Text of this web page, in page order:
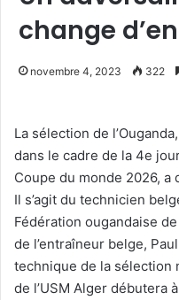
change
novembre 4, 2023 322
La sélection de
dans le cadre de la 4e
Coupe du monde 2026,
Il s’agit du technicien
Fédération ougandaise
de l’entraîneur belge,
technique de la sélection
de l’USM Alger débutera